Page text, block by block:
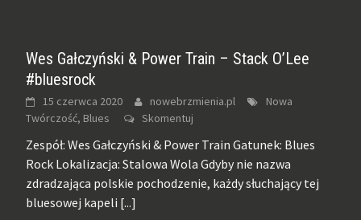
Wes Gałczyński & Power Train – Stack O’Lee
#bluesrock
15 czerwca 2020 nowebrzmienia.pl
Nowa
Twórczość, Blues
Skomentuj
Zespół: Wes Gałczyński & Power Train Gatunek: Blues
Rock Lokalizacja: Stalowa Wola Gdyby nie nazwa
zdradzająca polskie pochodzenie, każdy słuchający tej
bluesowej kapeli [...]